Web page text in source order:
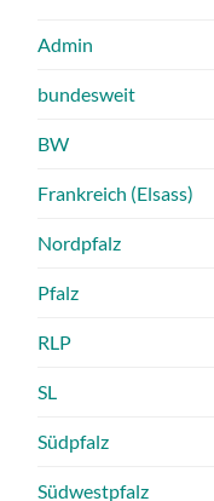
Admin
bundesweit
BW
Frankreich (Elsass)
Nordpfalz
Pfalz
RLP
SL
Südpfalz
Südwestpfalz